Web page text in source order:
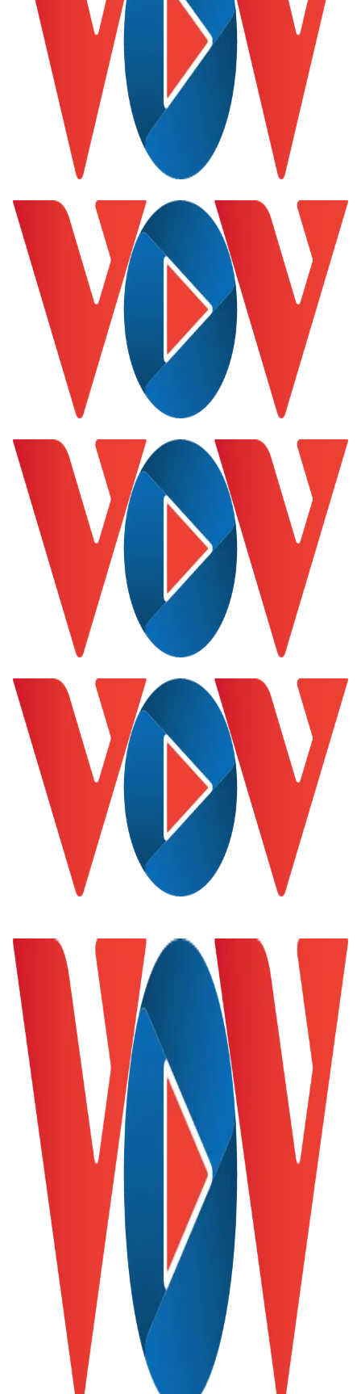
Kinh tế
Bất động sản
Khởi nghiệp
Thị trường
Giá vàng
Tiêu dùng
Tỷ giá
Chứng khoán
Giá cà phê